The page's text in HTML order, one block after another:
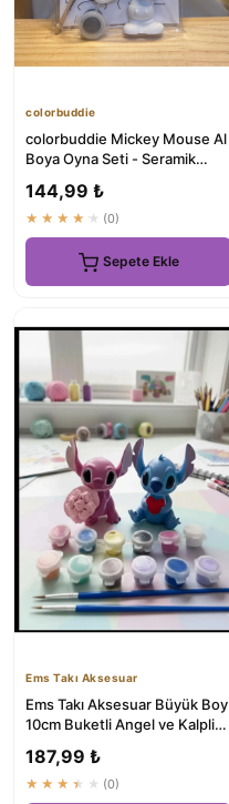
colorbuddie
colorbuddie Mickey Mouse Al
Boya Oyna Seti - Seramik
144,99 ₺
★★★★★ (0)
Sepete Ekle
Ems Takı Aksesuar
Ems Takı Aksesuar Büyük Boy
10cm Buketli Angel ve Kalpli
187,99 ₺
★★★★★ (0)